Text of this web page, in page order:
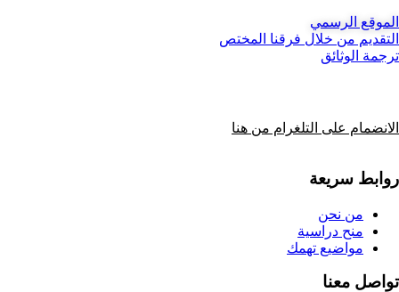
الموقع الرسمي
التقديم من خلال فرقنا المختص
ترجمة الوثائق
الانضمام على التلغرام من هنا
روابط سريعة
من نحن
منح دراسية
مواضيع تهمك
تواصل معنا